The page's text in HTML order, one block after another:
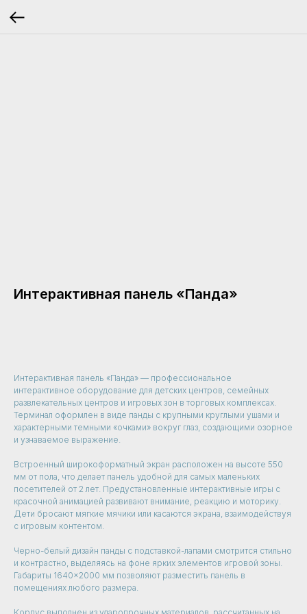
Интерактивная панель «Панда»
Интерактивная панель «Панда» — профессиональное
интерактивное оборудование для детских центров, семейных
развлекательных центров и игровых зон в торговых комплексах.
Терминал оформлен в виде панды с крупными круглыми ушами и
характерными темными «очками» вокруг глаз, создающими озорное
и узнаваемое выражение.
Встроенный широкоформатный экран расположен на высоте 550
мм от пола, что делает панель удобной для самых маленьких
посетителей от 2 лет. Предустановленные интерактивные игры с
красочной анимацией развивают внимание, реакцию и моторику.
Дети бросают мягкие мячики или касаются экрана, взаимодействуя
с игровым контентом.
Черно-белый дизайн панды с подставкой-лапами смотрится стильно
и контрастно, выделяясь на фоне ярких элементов игровой зоны.
Габариты 1640×2000 мм позволяют разместить панель в
помещениях любого размера.